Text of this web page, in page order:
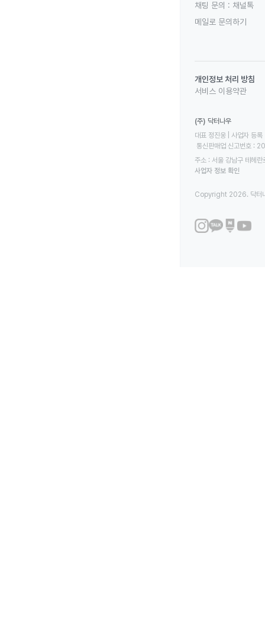
채팅 문의 : 채널톡
메일로 문의하기
개인정보 처리 방침
서비스 이용약관
(주) 닥터나우
대표 정진웅 | 사업자
통신판매업 신고번호
주소 : 서울 강남구 테헤
사업자 정보 확인
Copyright 2026. 닥터